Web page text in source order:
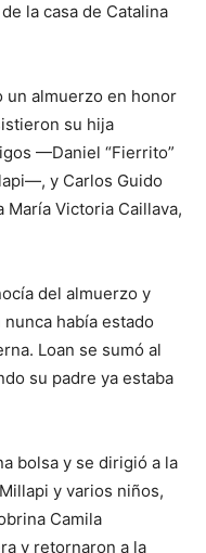
la casa de Catalina
un almuerzo en honor
su hija
—Daniel “Fierrito”
y Carlos Guido
María Victoria Caillava,
del almuerzo y
había estado
Loan se sumó al
su padre ya estaba
bolsa y se dirigió a la
y varios niños,
Camila
y retornaron a la